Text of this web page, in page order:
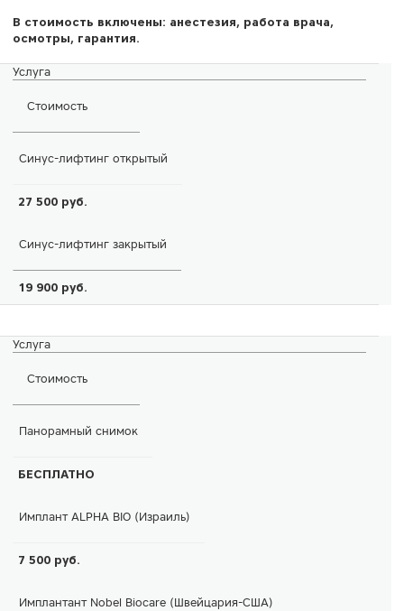
В стоимость включены: анестезия, работа врача,
осмотры, гарантия.
Услуга
Стоимость
Синус-лифтинг открытый
27 500 руб.
Синус-лифтинг закрытый
19 900 руб.
Услуга
Стоимость
Панорамный снимок
БЕСПЛАТНО
Имплант ALPHA BIO (Израиль)
7 500 руб.
Имплантант Nobel Biocare (Швейцария-США)